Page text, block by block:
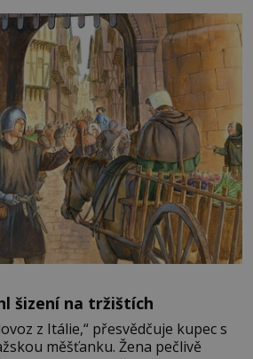
zemí a k tomu
šizení na tržištích
z Itálie,“ přesvědčuje kupec s
měšťanku. Žena pečlivě